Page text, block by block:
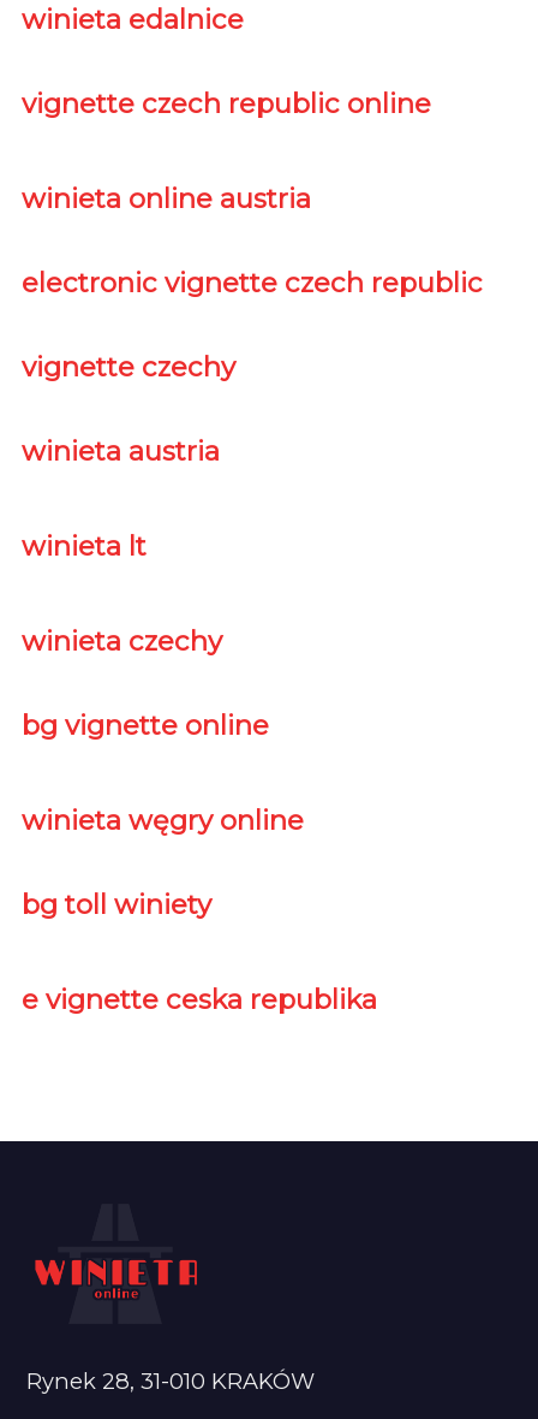
winieta edalnice
vignette czech republic online
winieta online austria
electronic vignette czech republic
vignette czechy
winieta austria
winieta lt
winieta czechy
bg vignette online
winieta węgry online
bg toll winiety
e vignette ceska republika
Rynek 28, 31-010 KRAKÓW